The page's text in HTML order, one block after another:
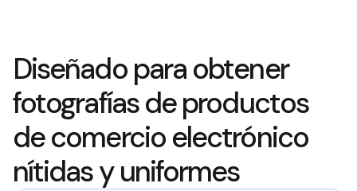
Diseñado para obtener
fotografías de productos
de comercio electrónico
nítidas y uniformes